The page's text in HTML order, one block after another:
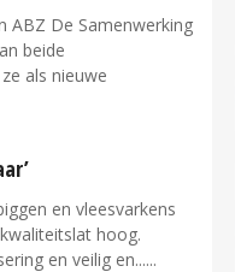
ABZ De Samenwerking
beide
als nieuwe
en vleesvarkens
hoog.
en veilig en...